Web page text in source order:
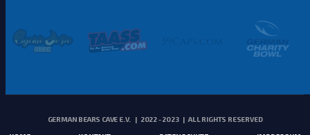
GERMAN BEARS CAVE E.V. | 2022 - 2023 | ALL RIGHTS RESERVED